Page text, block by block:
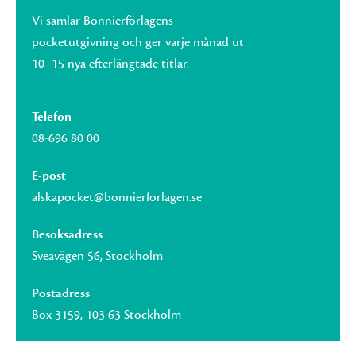
Vi samlar Bonnierförlagens
pocketutgivning och ger varje månad ut
10–15 nya efterlängtade titlar.
Telefon
08-696 80 00
E-post
alskapocket@bonnierforlagen.se
Besöksadress
Sveavägen 56, Stockholm
Postadress
Box 3159, 103 63 Stockholm